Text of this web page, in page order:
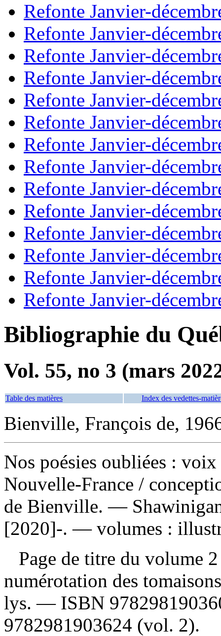
Refonte Janvier-
Refonte Janvier-
Refonte Janvier-
Refonte Janvier-
Refonte Janvier-
Refonte Janvier-
Refonte Janvier-
Refonte Janvier-
Refonte Janvier-
Refonte Janvier-
Refonte Janvier-
Refonte Janvier-
Refonte Janvier-
Refonte Janvier-
Bibliographie du
Vol. 55, no 3 (mars
Table des matières Index des vedettes-
Bienville, François de,
Nos poésies oubliées :
Nouvelle-France /
de Bienville. —
[2020]-. — volumes :
Page de titre du volume
numérotation des
lys. — ISBN
9782981903624 (vol. 2).